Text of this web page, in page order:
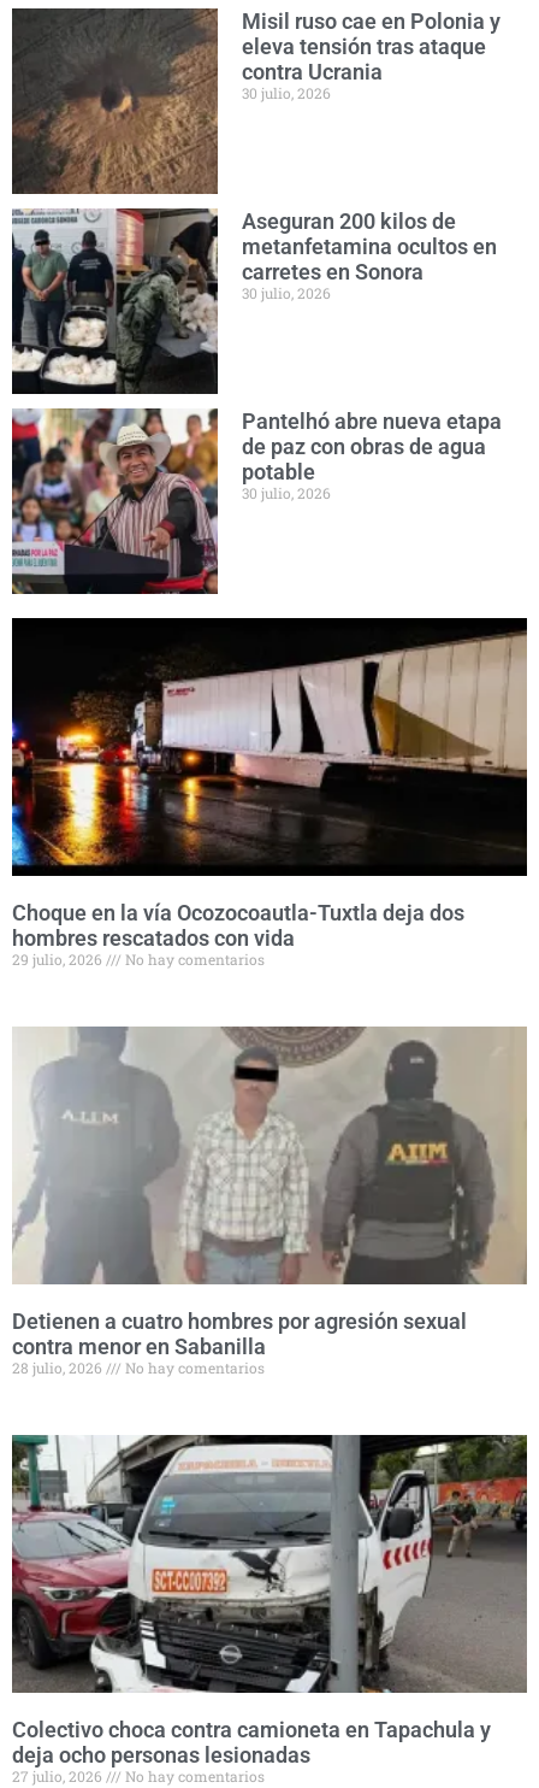
Misil ruso cae en Polonia y
eleva tensión tras ataque
contra Ucrania
30 julio, 2026
Aseguran 200 kilos de
metanfetamina ocultos en
carretes en Sonora
30 julio, 2026
Pantelhó abre nueva etapa
de paz con obras de agua
potable
30 julio, 2026
Choque en la vía Ocozocoautla-Tuxtla deja dos
hombres rescatados con vida
29 julio, 2026 No hay comentarios
Detienen a cuatro hombres por agresión sexual
contra menor en Sabanilla
28 julio, 2026 No hay comentarios
Colectivo choca contra camioneta en Tapachula y
deja ocho personas lesionadas
27 julio, 2026 No hay comentarios